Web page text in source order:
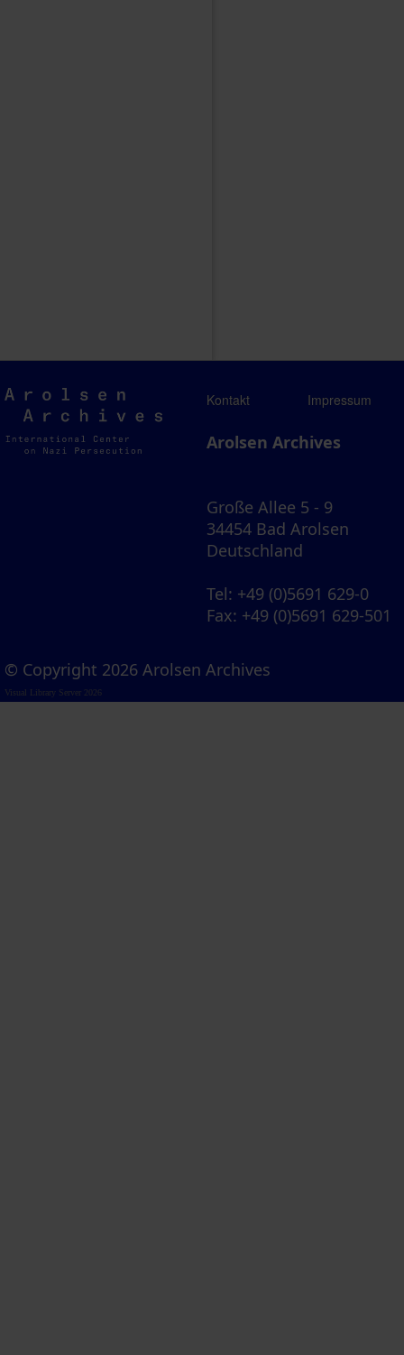
Arolsen
Archives
Kontakt Impressum
Arolsen Archives
Große Allee 5 - 9
34454 Bad Arolsen
Deutschland
Tel: +49 (0)5691 629-0
Fax: +49 (0)5691 629-501
© Copyright 2026 Arolsen Archives
Visual Library Server 2026